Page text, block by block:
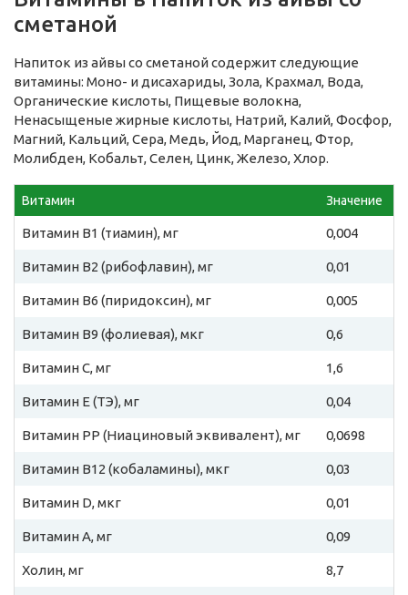
сметаной
Напиток из айвы со сметаной содержит следующие
витамины: Моно- и дисахариды, Зола, Крахмал, Вода,
Органические кислоты, Пищевые волокна,
Ненасыщеные жирные кислоты, Натрий, Калий, Фосфор,
Магний, Кальций, Сера, Медь, Йод, Марганец, Фтор,
Молибден, Кобальт, Селен, Цинк, Железо, Хлор.
Витамин Значение
Витамин B1 (тиамин), мг 0,004
Витамин B2 (рибофлавин), мг 0,01
Витамин B6 (пиридоксин), мг 0,005
Витамин B9 (фолиевая), мкг 0,6
Витамин C, мг 1,6
Витамин E (ТЭ), мг 0,04
Витамин PP (Ниациновый эквивалент), мг 0,0698
Витамин B12 (кобаламины), мкг 0,03
Витамин D, мкг 0,01
Витамин A, мг 0,09
Холин, мг 8,7